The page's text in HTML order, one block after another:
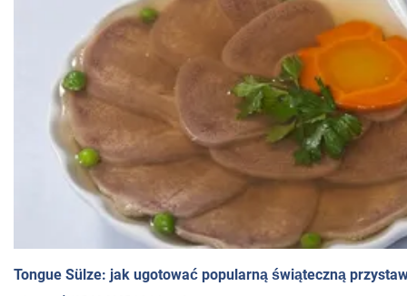
Tongue Sülze: jak ugotować popularną świąteczną